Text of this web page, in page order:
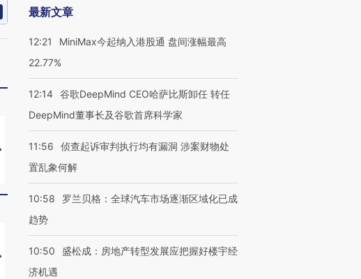
马航飞行员跨国走私7万
粒摇头丸 尿检体内含3种
【推广】走进第四届链博
会，让数智科技“链”接产
【商旅对话】华住集团
最新文章
12:21
MiniMax今起纳入港股通 盘间涨幅最高
22.77%
12:14 谷歌DeepMind CEO哈萨比斯卸任 转任
DeepMind董事长及谷歌首席科学家
11:56
侦查起诉审判执行均有漏洞 涉案财物处
置乱象何解
10:58
罗兰贝格：全球汽车市场逐渐区域化已成
趋势
10:50
盛松成：房地产转型发展应把握好楼宇经
济机遇